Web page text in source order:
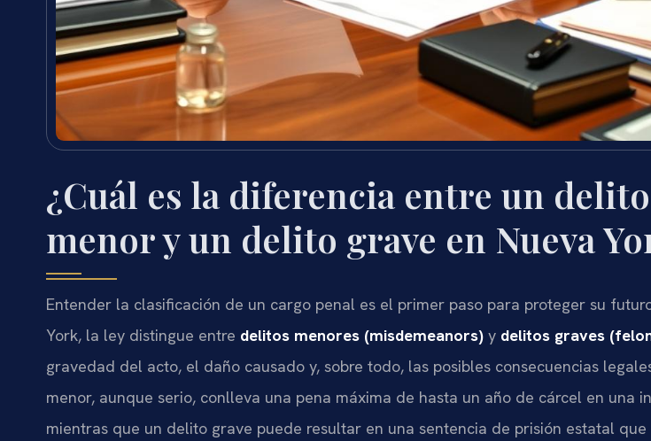
¿Cuál es la diferencia entre un delito
menor y un delito grave en Nueva
Entender la clasificación de un cargo penal es el primer paso para proteger su
York, la ley distingue entre delitos menores (misdemeanors) y delitos graves
gravedad del acto, el daño causado y, sobre todo, las posibles consecuencias
menor, aunque serio, conlleva una pena máxima de hasta un año de cárcel en una
mientras que un delito grave puede resultar en una sentencia de prisión estatal que